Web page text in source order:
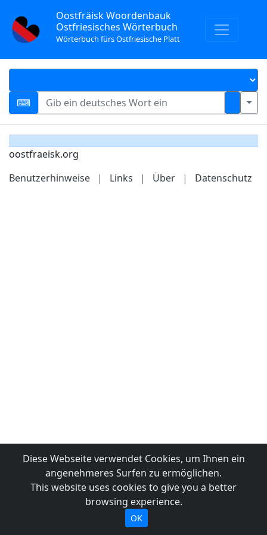
Oostfräisk Woordenbauk
Ostfriesisches Wörterbuch
Wörterbuch fürs Ostfriesische Platt
oostfraeisk.org
Benutzerhinweise
| Links | Über | Datenschutz
Diese Webseite verwendet Cookies, um Ihnen ein
angenehmeres Surfen zu ermöglichen.
This website uses cookies to give you a better
browsing experience.
OK